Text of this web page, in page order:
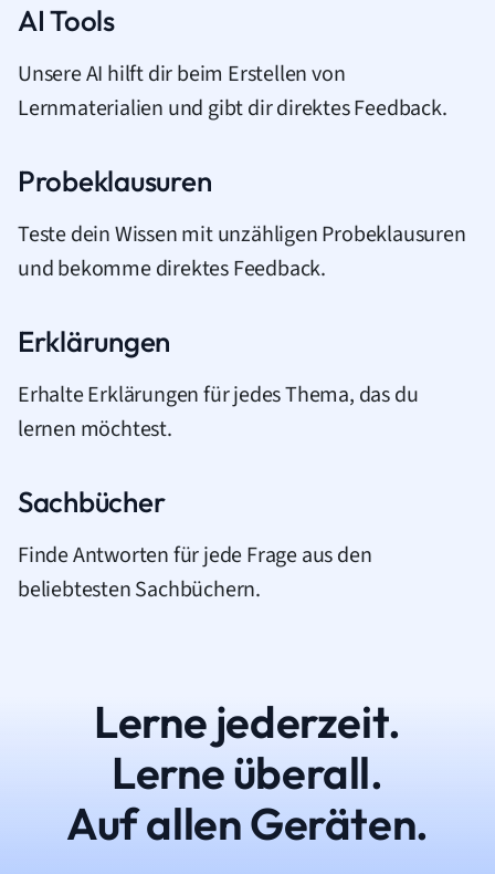
AI Tools
Unsere AI hilft dir beim Erstellen von
Lernmaterialien und gibt dir direktes Feedback.
Probeklausuren
Teste dein Wissen mit unzähligen Probeklausuren
und bekomme direktes Feedback.
Erklärungen
Erhalte Erklärungen für jedes Thema, das du
lernen möchtest.
Sachbücher
Finde Antworten für jede Frage aus den
beliebtesten Sachbüchern.
Lerne jederzeit.
Lerne überall.
Auf allen Geräten.